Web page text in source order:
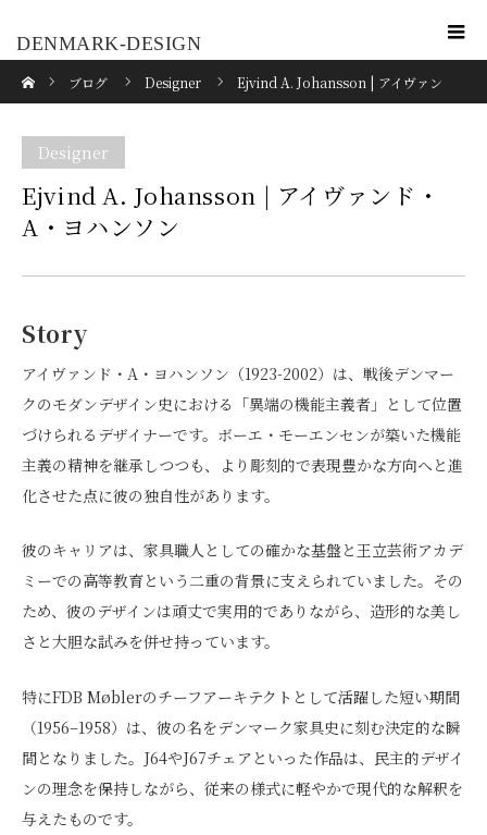
DENMARK-DESIGN
ブログ Designer Ejvind A. Johansson | アイヴァン
Designer
Ejvind A. Johansson | アイヴァンド・
A・ヨハンソン
Story
アイヴァンド・A・ヨハンソン（1923-2002）は、戦後デンマー
クのモダンデザイン史における「異端の機能主義者」として位置
づけられるデザイナーです。ボーエ・モーエンセンが築いた機能
主義の精神を継承しつつも、より彫刻的で表現豊かな方向へと進
化させた点に彼の独自性があります。
彼のキャリアは、家具職人としての確かな基盤と王立芸術アカデ
ミーでの高等教育という二重の背景に支えられていました。その
ため、彼のデザインは頑丈で実用的でありながら、造形的な美し
さと大胆な試みを併せ持っています。
特にFDB Møblerのチーフアーキテクトとして活躍した短い期間
（1956–1958）は、彼の名をデンマーク家具史に刻む決定的な瞬
間となりました。J64やJ67チェアといった作品は、民主的デザイ
ンの理念を保持しながら、従来の様式に軽やかで現代的な解釈を
与えたものです。